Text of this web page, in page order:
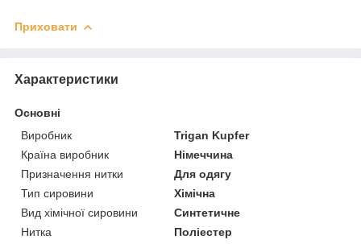
Приховати
Характеристики
Основні
Виробник
Trigan Kupfer
Країна виробник
Німеччина
Призначення нитки
Для одягу
Тип сировини
Хімічна
Вид хімічної сировини
Синтетичне
Нитка
Поліестер